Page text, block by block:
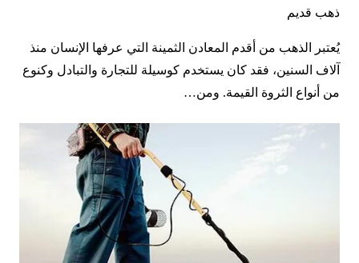
ذهب قديم
يُعتبر الذهب من أقدم المعادن الثمينة التي عرفها الإنسان منذ
آلاف السنين، فقد كان يستخدم كوسيلة للتجارة والتبادل وكنوع
من أنواع الثروة القيمة. ومن…